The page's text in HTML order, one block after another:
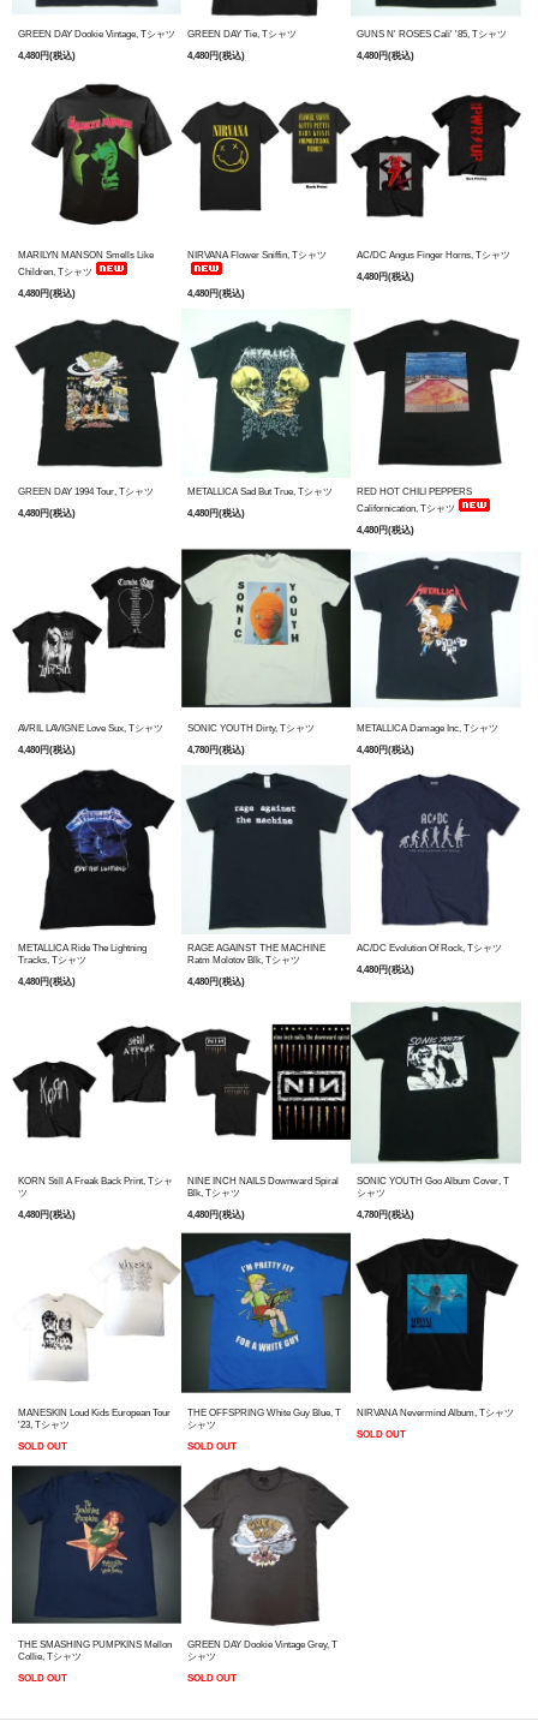
GREEN DAY Dookie Vintage, Tシャツ
4,480円(税込)
GREEN DAY Tie, Tシャツ
4,480円(税込)
GUNS N' ROSES Cali' '85, Tシャツ
4,480円(税込)
MARILYN MANSON Smells Like
Children, Tシャツ
4,480円(税込)
NIRVANA Flower Sniffin, Tシャツ
4,480円(税込)
AC/DC Angus Finger Horns, Tシャツ
4,480円(税込)
GREEN DAY 1994 Tour, Tシャツ
4,480円(税込)
METALLICA Sad But True, Tシャツ
4,480円(税込)
RED HOT CHILI PEPPERS
Californication, Tシャツ
4,480円(税込)
AVRIL LAVIGNE Love Sux, Tシャツ
4,480円(税込)
SONIC YOUTH Dirty, Tシャツ
4,780円(税込)
METALLICA Damage Inc, Tシャツ
4,480円(税込)
METALLICA Ride The Lightning
Tracks, Tシャツ
4,480円(税込)
RAGE AGAINST THE MACHINE
Ratm Molotov Blk, Tシャツ
4,480円(税込)
AC/DC Evolution Of Rock, Tシャツ
4,480円(税込)
KORN Still A Freak Back Print, Tシャ
ツ
4,480円(税込)
NINE INCH NAILS Downward Spiral
Blk, Tシャツ
4,480円(税込)
SONIC YOUTH Goo Album Cover, T
シャツ
4,780円(税込)
MANESKIN Loud Kids European Tour
'23, Tシャツ
SOLD OUT
THE OFFSPRING White Guy Blue, T
シャツ
SOLD OUT
NIRVANA Nevermind Album, Tシャツ
SOLD OUT
THE SMASHING PUMPKINS Mellon
Collie, Tシャツ
SOLD OUT
GREEN DAY Dookie Vintage Grey, T
シャツ
SOLD OUT